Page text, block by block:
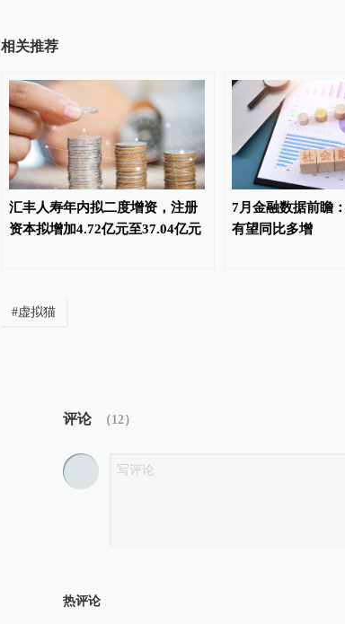
相关推荐
汇丰人寿年内拟二度增资，注册
资本拟增加4.72亿元至37.04亿元
7月金融数据前瞻
有望同比多增
#虚拟猫
评论 （12）
热评论